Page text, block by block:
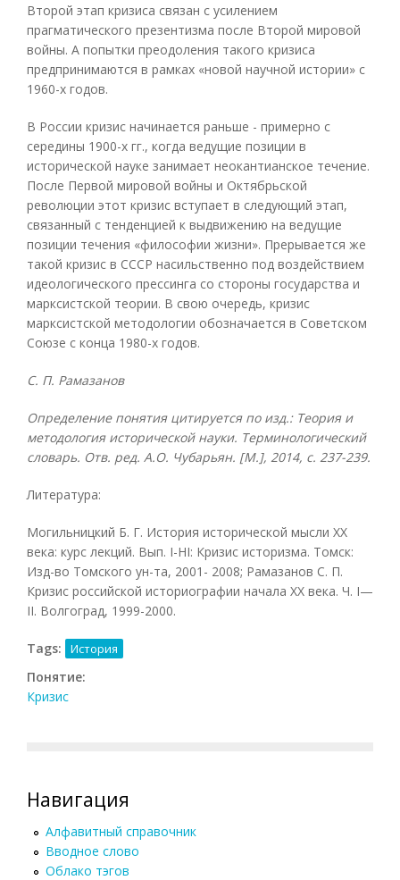
Второй этап кризиса связан с усилением
прагматического презентизма после Второй мировой
войны. А попытки преодоления такого кризиса
предпринимаются в рамках «новой научной истории» с
1960-х годов.
В России кризис начинается раньше - примерно с
середины 1900-х гг., когда ведущие позиции в
исторической науке занимает неокантианское течение.
После Первой мировой войны и Октябрьской
революции этот кризис вступает в следующий этап,
связанный с тенденцией к выдвижению на ведущие
позиции течения «философии жизни». Прерывается же
такой кризис в СССР насильственно под воздействием
идеологического прессинга со стороны государства и
марксистской теории. В свою очередь, кризис
марксистской методологии обозначается в Советском
Союзе с конца 1980-х годов.
С. П. Рамазанов
Определение понятия цитируется по изд.: Теория и
методология исторической науки. Терминологический
словарь. Отв. ред. А.О. Чубарьян. [М.], 2014, с. 237-239.
Литература:
Могильницкий Б. Г. История исторической мысли XX
века: курс лекций. Вып. I-HI: Кризис историзма. Томск:
Изд-во Томского ун-та, 2001- 2008; Рамазанов С. П.
Кризис российской историографии начала XX века. Ч. I—
II. Волгоград, 1999-2000.
Tags: История
Понятие:
Кризис
Навигация
Алфавитный справочник
Вводное слово
Облако тэгов